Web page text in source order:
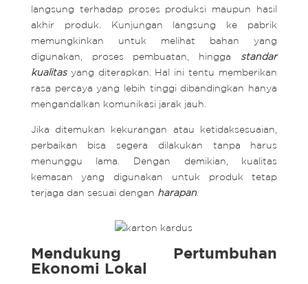
langsung terhadap proses produksi maupun hasil
akhir produk. Kunjungan langsung ke pabrik
memungkinkan untuk melihat bahan yang
digunakan, proses pembuatan, hingga standar
kualitasyang diterapkan. Hal ini tentu memberikan
rasa percaya yang lebih tinggi dibandingkan hanya
mengandalkan komunikasi jarak jauh.
Jika ditemukan kekurangan atau ketidaksesuaian,
perbaikan bisa segera dilakukan tanpa harus
menunggu lama. Dengan demikian, kualitas
kemasan yang digunakan untuk produk tetap
terjaga dan sesuai dengan harapan.
Mendukung Pertumbuhan
Ekonomi Lokal